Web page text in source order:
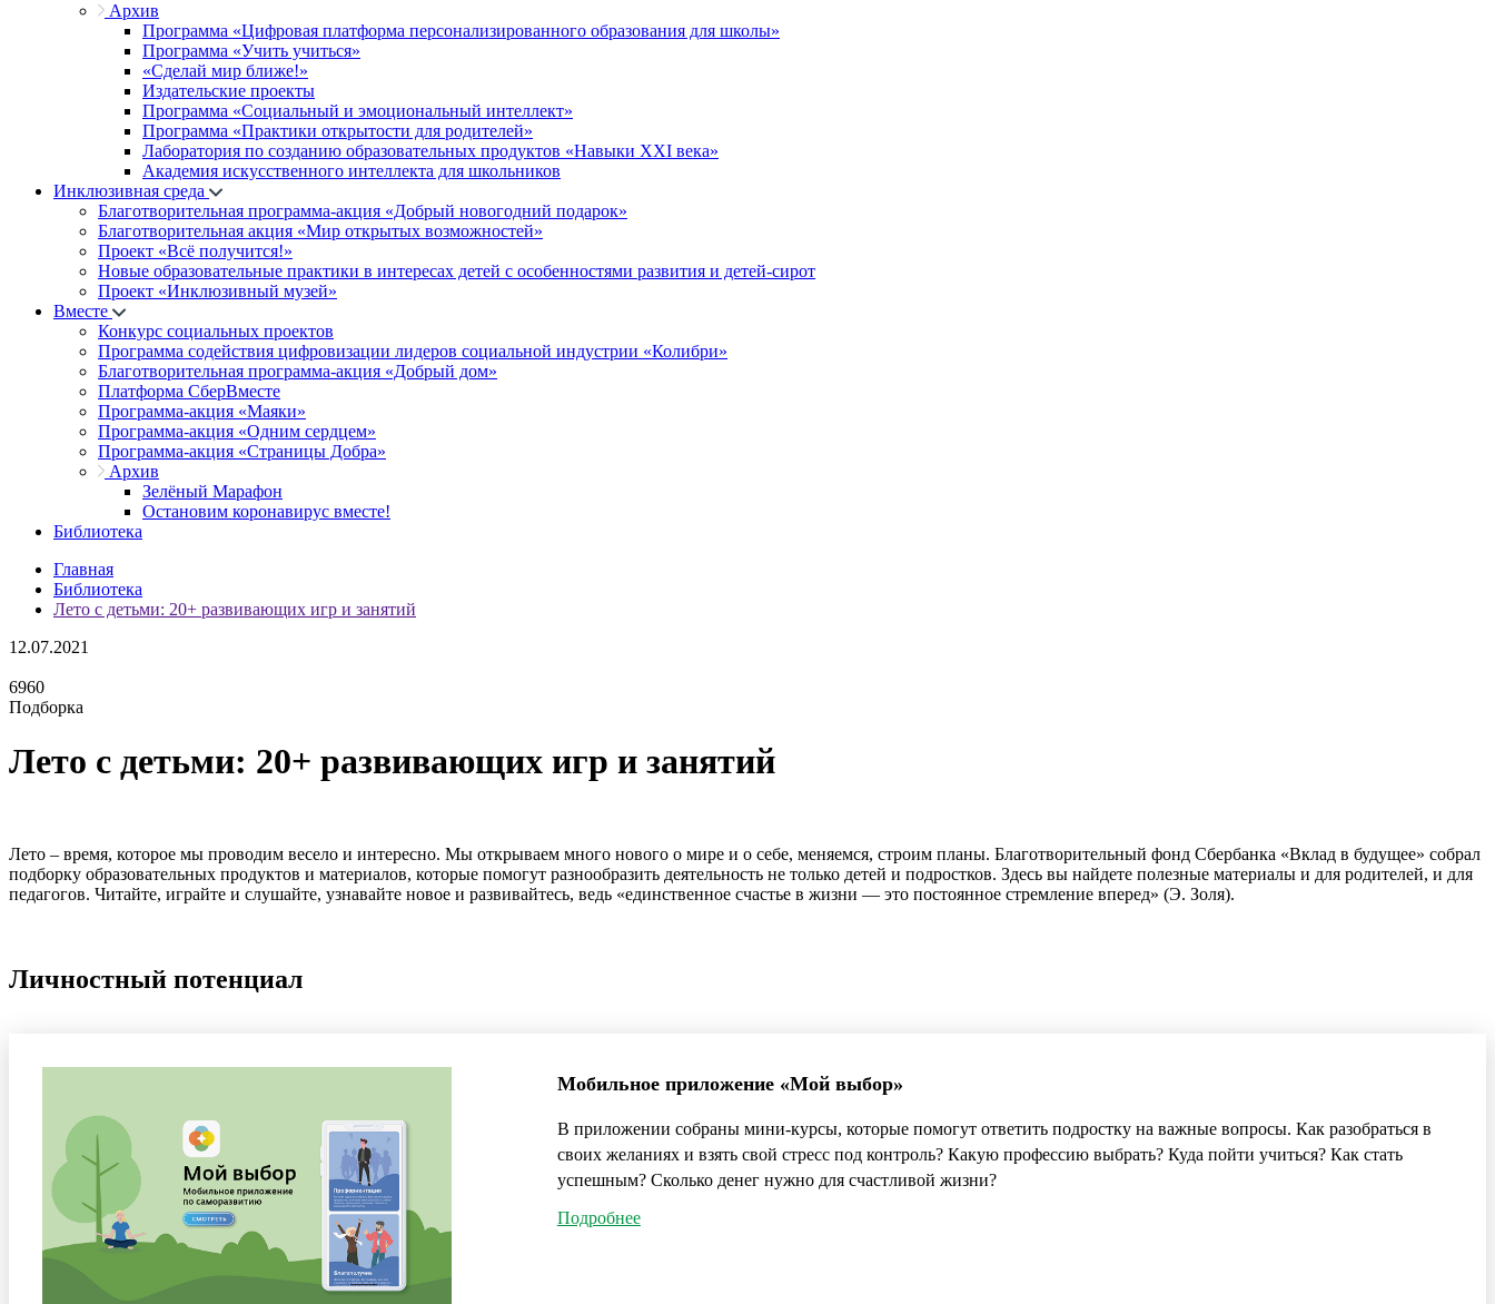
Архив
Программа «Цифровая платформа персонализированного образования для школы»
Программа «Учить учиться»
«Сделай мир ближе!»
Издательские проекты
Программа «Социальный и эмоциональный интеллект»
Программа «Практики открытости для родителей»
Лаборатория по созданию образовательных продуктов «Навыки XXI века»
Академия искусственного интеллекта для школьников
Инклюзивная среда
Благотворительная программа-акция «Добрый новогодний подарок»
Благотворительная акция «Мир открытых возможностей»
Проект «Всё получится!»
Новые образовательные практики в интересах детей с особенностями развития и детей-сирот
Проект «Инклюзивный музей»
Вместе
Конкурс социальных проектов
Программа содействия цифровизации лидеров социальной индустрии «Колибри»
Благотворительная программа-акция «Добрый дом»
Платформа СберВместе
Программа-акция «Маяки»
Программа-акция «Одним сердцем»
Программа-акция «Страницы Добра»
Архив
Зелёный Марафон
Остановим коронавирус вместе!
Библиотека
Главная
Библиотека
Лето с детьми: 20+ развивающих игр и занятий
12.07.2021
6960
Подборка
Лето с детьми: 20+ развивающих игр и занятий
Лето – время, которое мы проводим весело и интересно. Мы открываем много нового о мире и о себе, меняемся, строим планы. Благотворительный фонд Сбербанка «Вклад в будущее» собрал
подборку образовательных продуктов и материалов, которые помогут разнообразить деятельность не только детей и подростков. Здесь вы найдете полезные материалы и для родителей, и для
педагогов. Читайте, играйте и слушайте, узнавайте новое и развивайтесь, ведь «единственное счастье в жизни — это постоянное стремление вперед» (Э. Золя).
Личностный потенциал
Мобильное приложение «Мой выбор»
В приложении собраны мини-курсы, которые помогут ответить подростку на важные вопросы. Как разобраться в
своих желаниях и взять свой стресс под контроль? Какую профессию выбрать? Куда пойти учиться? Как стать
успешным? Сколько денег нужно для счастливой жизни?
Подробнее